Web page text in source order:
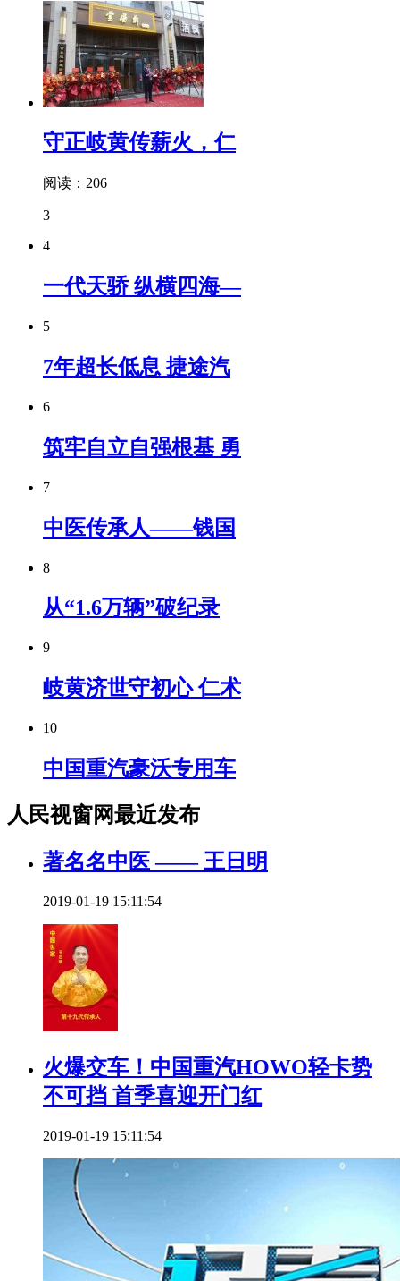
守正岐黄传薪火，仁
阅读：206
3
4
一代天骄 纵横四海—
5
7年超长低息 捷途汽
6
筑牢自立自强根基 勇
7
中医传承人——钱国
8
从“1.6万辆”破纪录
9
岐黄济世守初心 仁术
10
中国重汽豪沃专用车
人民视窗网最近发布
著名名中医 —— 王日明
2019-01-19 15:11:54
火爆交车！中国重汽HOWO轻卡势
不可挡 首季喜迎开门红
2019-01-19 15:11:54